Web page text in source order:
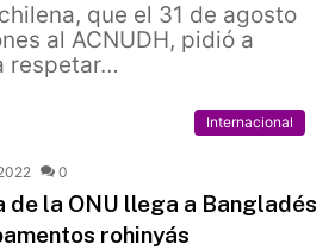
que el 31 de agosto
al ACNUDH, pidió a
respetar…
Internacional
0
de la ONU llega a Bangladés
rohinyás